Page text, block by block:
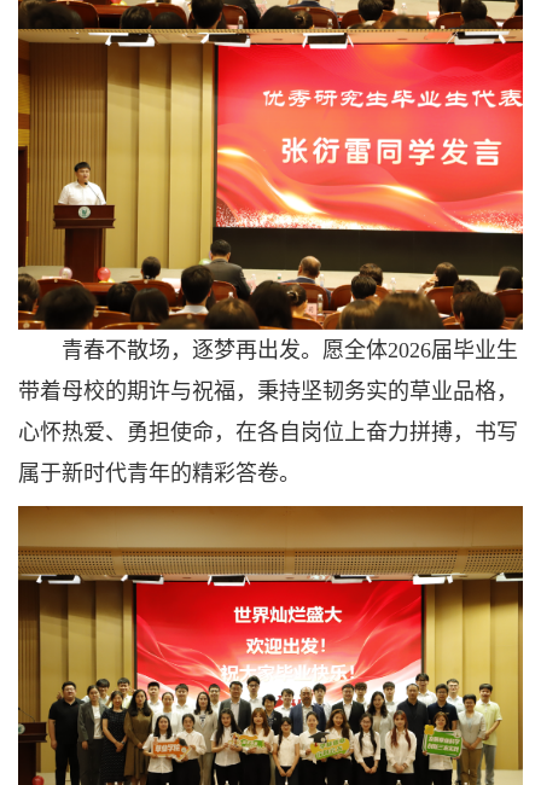
青春不散场，逐梦再出发。愿全体2026届毕业生
带着母校的期许与祝福，秉持坚韧务实的草业品格，
心怀热爱、勇担使命，在各自岗位上奋力拼搏，书写
属于新时代青年的精彩答卷。